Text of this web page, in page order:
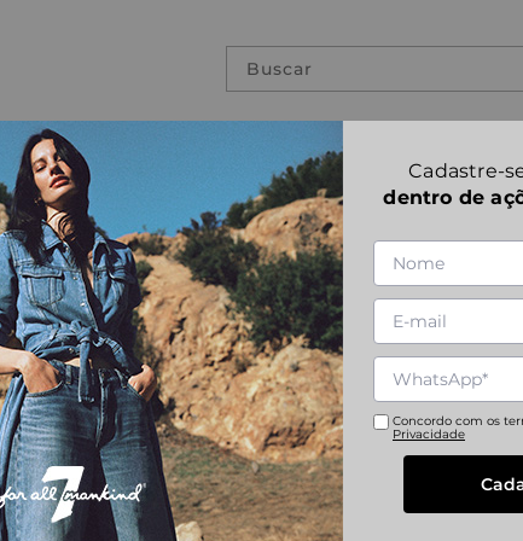
Buscar
1|6
SLIMMY LUXE
SAVANNAH
Referência JSMSV600SV
29 31 32
Cadastre-
dentro de
Concordo com os
Privacidade